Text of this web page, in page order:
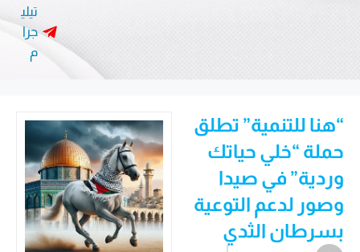
تيلي
جرا
“هنا للتنمية” تطلق
حملة “خلي حياتك
وردية” في صيدا
وصور لدعم التوعية
بسرطان الثدي